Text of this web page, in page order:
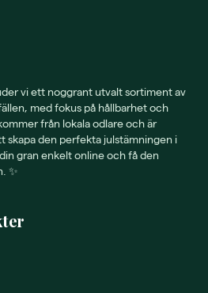
vi ett noggrant utvalt sortiment av
med fokus på hållbarhet och
från lokala odlare och är
skapa den perfekta julstämningen i
gran enkelt online och få den
✨